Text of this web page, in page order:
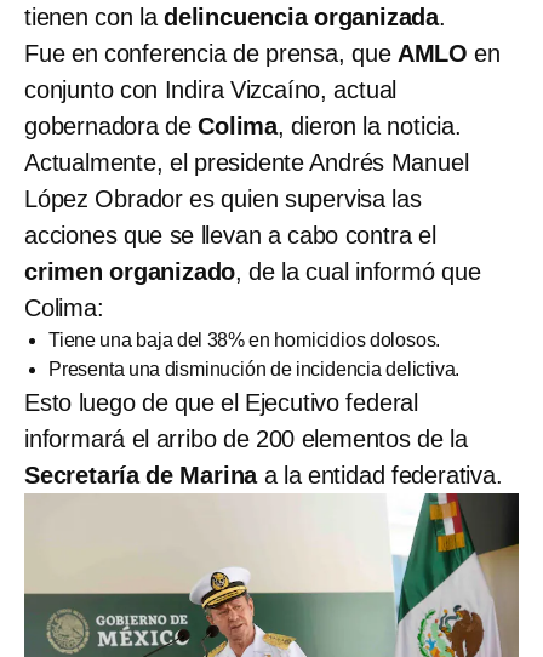
tienen con ladelincuencia organizada.
Fue en conferencia de prensa, que AMLOen
conjunto con Indira Vizcaíno, actual
gobernadora deColima, dieron la noticia.
Actualmente, el presidente Andrés Manuel
López Obrador es quien supervisa las
acciones que se llevan a cabo contra el
crimen organizado, de la cual informó que
Colima:
Tiene una baja del 38% en homicidios dolosos.
Presenta una disminución de incidencia delictiva.
Esto luego de que el Ejecutivo federal
informará el arribo de 200 elementos de la
Secretaría de Marinaa la entidad federativa.